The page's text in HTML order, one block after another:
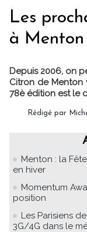
Les
à
Depuis 2006, on
Citron de Menton
78è édition est le
Rédigé par
Menton : la
en hiver
Momentum
position
Les Parisiens
3G/4G dans le